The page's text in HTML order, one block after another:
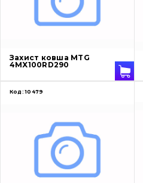
Захист ковша MTG
4MX100RD290
Код: 10479